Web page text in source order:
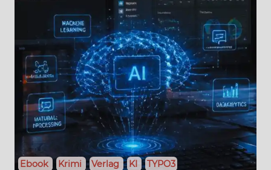
Ebook Krimi Verlag KI TYPO3